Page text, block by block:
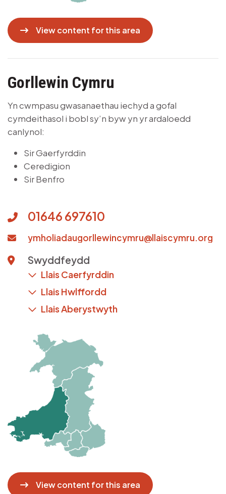
View content for this area
Gorllewin Cymru
Yn cwmpasu gwasanaethau iechyd a gofal
cymdeithasol i bobl sy’n byw yn yr ardaloedd
canlynol:
Sir Gaerfyrddin
Ceredigion
Sir Benfro
01646 697610
ymholiadaugorllewincymru@llaiscymru.org
Swyddfeydd
Llais Caerfyrddin
Llais Hwlffordd
Llais Aberystwyth
Delwedd
View content for this area